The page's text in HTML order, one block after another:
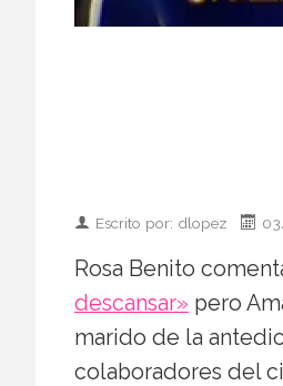
Escrito por: dlopez
Rosa Benito
descansar» pero
marido de la
colaboradores del